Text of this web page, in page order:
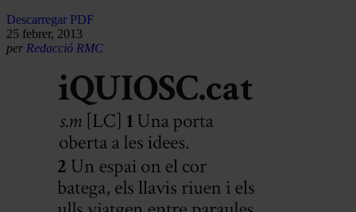
Descarregar PDF
25 febrer, 2013
per Redacció RMC